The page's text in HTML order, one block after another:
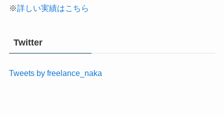
※詳しい実績はこちら
Twitter
Tweets by freelance_naka